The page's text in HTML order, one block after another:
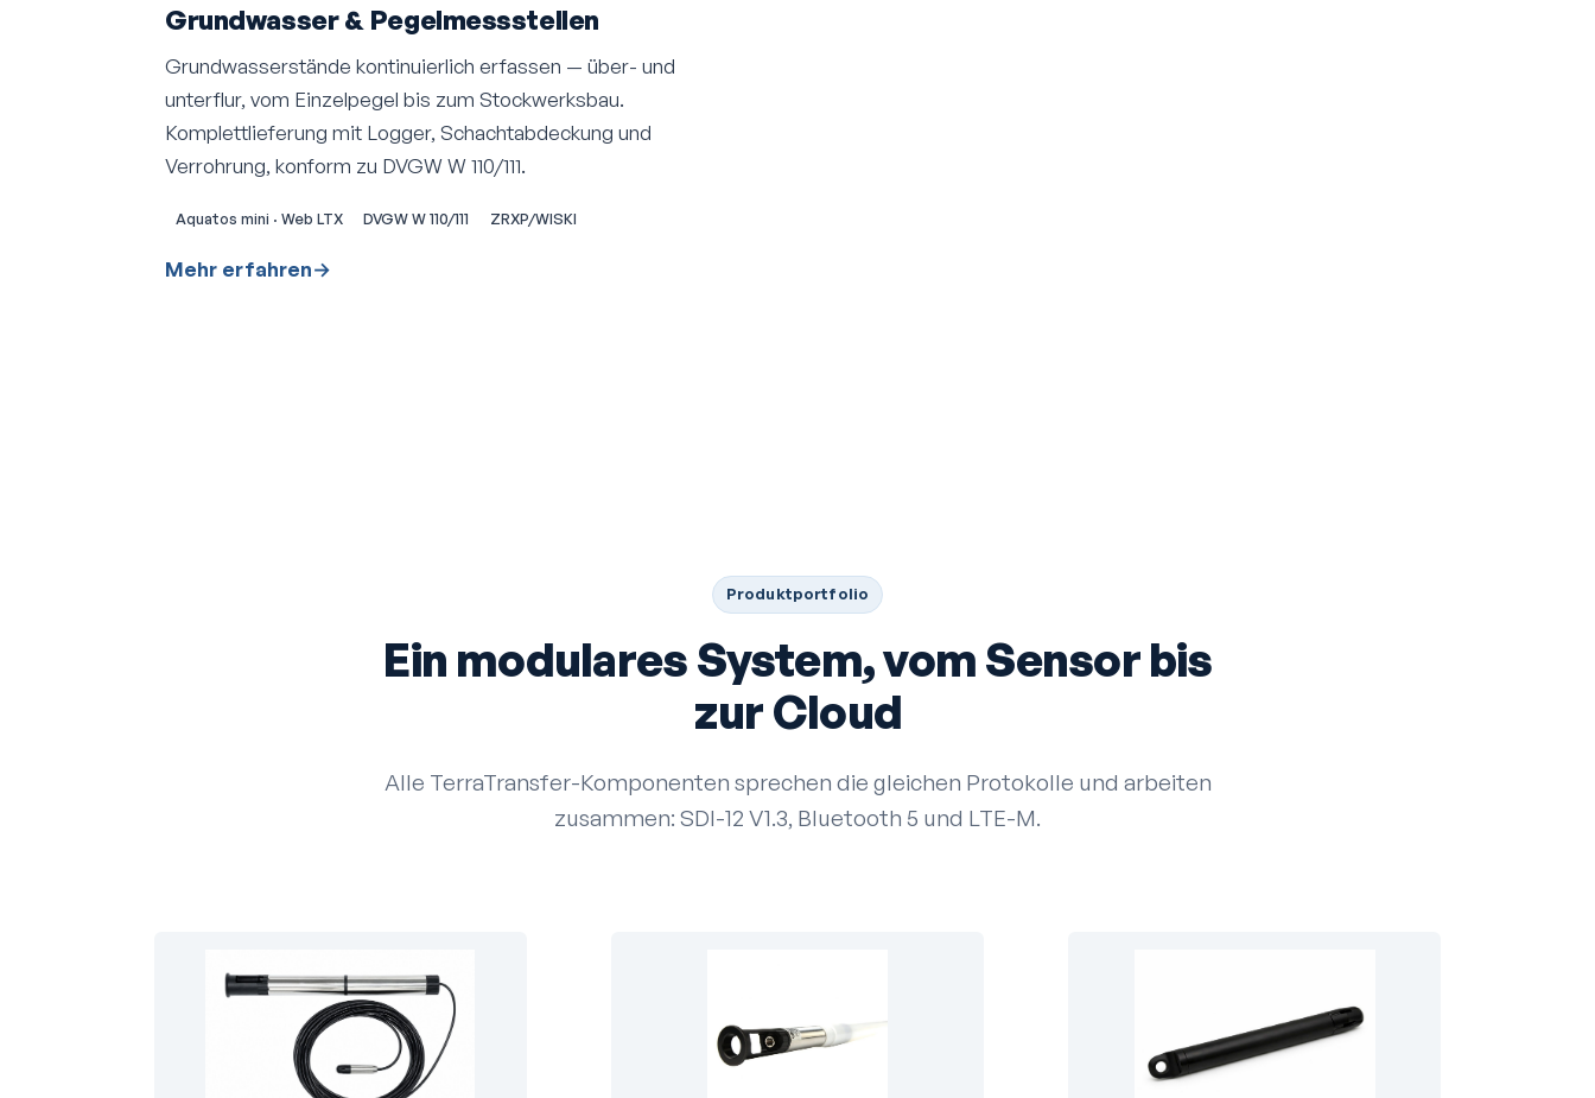
Grundwasser & Pegelmessstellen
Grundwasserstände kontinuierlich erfassen — über- und
unterflur, vom Einzelpegel bis zum Stockwerksbau.
Komplettlieferung mit Logger, Schachtabdeckung und
Verrohrung, konform zu DVGW W 110/111.
Aquatos mini · Web LTX DVGW W 110/111 ZRXP/WISKI
Mehr erfahren→
Produkt­portfolio
Ein modulares System, vom Sensor bis
zur Cloud
Alle TerraTransfer-Komponenten sprechen die gleichen Protokolle und arbeiten
zusammen: SDI-12 V1.3, Bluetooth 5 und LTE-M.